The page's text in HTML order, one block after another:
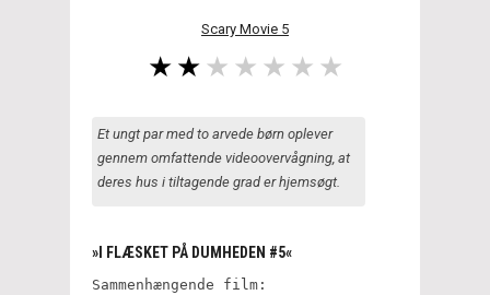
Scary Movie 5
Et ungt par med to arvede børn oplever
gennem omfattende videoovervågning, at
deres hus i tiltagende grad er hjemsøgt.
»I FLÆSKET PÅ DUMHEDEN #5«
Sammenhængende film: